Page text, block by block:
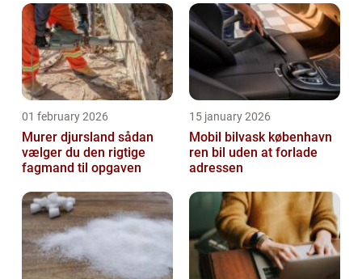
01 february 2026
Murer djursland sådan
vælger du den rigtige
fagmand til opgaven
15 january 2026
Mobil bilvask københavn
ren bil uden at forlade
adressen